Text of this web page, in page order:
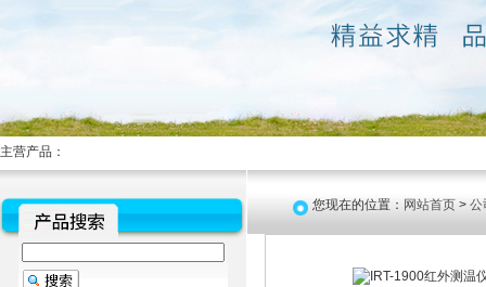
主营产品：
您现在的位置： 网站首页 > 公